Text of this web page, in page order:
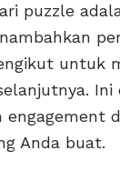
puzzle
untuk
Ini
engagement
Anda buat.